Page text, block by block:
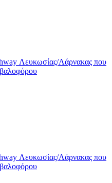
Λευκωσίας/Λάρνακας που
Λευκωσίας/Λάρνακας που